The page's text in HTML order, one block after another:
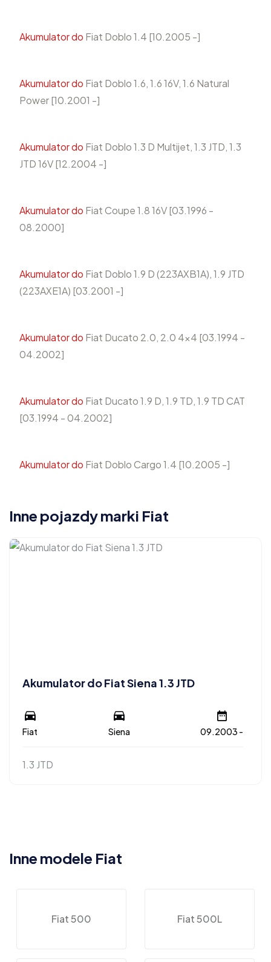
Akumulator do Fiat Doblo 1.4 [10.2005 -]
Akumulator do Fiat Doblo 1.6, 1.6 16V, 1.6 Natural
Power [10.2001 -]
Akumulator do Fiat Doblo 1.3 D Multijet, 1.3 JTD, 1.3
JTD 16V [12.2004 -]
Akumulator do Fiat Coupe 1.8 16V [03.1996 -
08.2000]
Akumulator do Fiat Doblo 1.9 D (223AXB1A), 1.9 JTD
(223AXE1A) [03.2001 -]
Akumulator do Fiat Ducato 2.0, 2.0 4x4 [03.1994 -
04.2002]
Akumulator do Fiat Ducato 1.9 D, 1.9 TD, 1.9 TD CAT
[03.1994 - 04.2002]
Akumulator do Fiat Doblo Cargo 1.4 [10.2005 -]
Inne pojazdy marki Fiat
Akumulator do Fiat Siena 1.3 JTD
Fiat Siena 09.2003 -
1.3 JTD
Inne modele Fiat
Fiat 500 Fiat 500L